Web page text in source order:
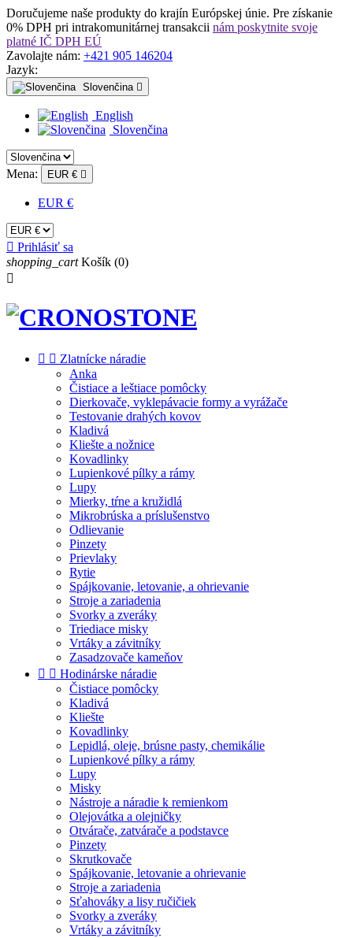
Doručujeme naše produkty do krajín Európskej únie. Pre získanie
0% DPH pri intrakomunitárnej transakcii nám poskytnite svoje
platné IČ DPH EÚ
Zavolajte nám: +421 905 146204
Jazyk:
Slovenčina 
English
Slovenčina
Mena: EUR € 
EUR €
 Prihlásiť sa
shopping_cart Košík (0)

  Zlatnícke náradie
Anka
Čistiace a leštiace pomôcky
Dierkovače, vyklepávacie formy a vyrážače
Testovanie drahých kovov
Kladivá
Kliešte a nožnice
Kovadlinky
Lupienkové pílky a rámy
Lupy
Mierky, tŕne a kružidlá
Mikrobrúska a príslušenstvo
Odlievanie
Pinzety
Prievlaky
Rytie
Spájkovanie, letovanie, a ohrievanie
Stroje a zariadenia
Svorky a zveráky
Triediace misky
Vrtáky a závitníky
Zasadzovače kameňov
  Hodinárske náradie
Čistiace pomôcky
Kladivá
Kliešte
Kovadlinky
Lepidlá, oleje, brúsne pasty, chemikálie
Lupienkové pílky a rámy
Lupy
Misky
Nástroje a náradie k remienkom
Olejovátka a olejničky
Otvárače, zatvárače a podstavce
Pinzety
Skrutkovače
Spájkovanie, letovanie a ohrievanie
Stroje a zariadenia
Sťahováky a lisy ručičiek
Svorky a zveráky
Vrtáky a závitníky